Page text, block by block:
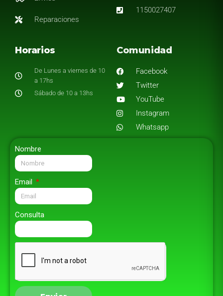
Reparaciones
1150027407
Horarios
De Lunes a viernes de 10
a 17hs
Sábado de 10 a 13hs
Comunidad
Facebook
Twitter
YouTube
Instagram
Whatsapp
Nombre
Email
Consulta